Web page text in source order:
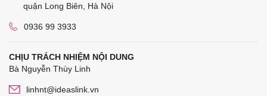
quận Long Biên, Hà Nội
0936 99 3933
CHỊU TRÁCH NHIỆM NỘI DUNG
Bà Nguyễn Thùy Linh
linhnt@ideaslink.vn